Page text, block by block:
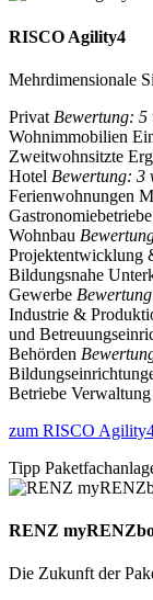
RISCO Agility4
Mehrdimensionale
Privat Bewertung: 5
Wohnimmobilien
Zweitwohnsitzte
Hotel Bewertung: 3
Ferienwohnungen
Gastronomiebetriebe
Wohnbau
Projektentwicklung
Bildungsnahe
Gewerbe
Industrie &
und
Behörden
Betriebe Verwaltung
zum RISCO
Tipp
RENZ
Die Zukunft der